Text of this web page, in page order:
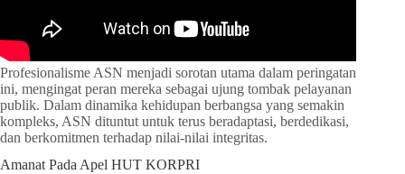
Profesionalisme ASN menjadi sorotan utama dalam peringatan
ini, mengingat peran mereka sebagai ujung tombak pelayanan
publik. Dalam dinamika kehidupan berbangsa yang semakin
kompleks, ASN dituntut untuk terus beradaptasi, berdedikasi,
dan berkomitmen terhadap nilai-nilai integritas.
Amanat Pada Apel HUT KORPRI